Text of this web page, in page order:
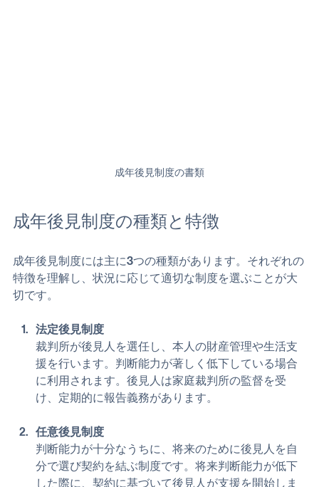
成年後見制度の種類と特徴
成年後見制度には主に3つの種類があります。それぞれの
切です。
法定後見制度
裁判所が後見人を選任し、本人の財産管理や生活支
援を行います。判断能力が著しく低下している場合
け、定期的に報告義務があります。
任意後見制度
判断能力が十分なうちに、将来のために後見人を自